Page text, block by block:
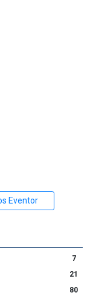
7
21
80
Eventor